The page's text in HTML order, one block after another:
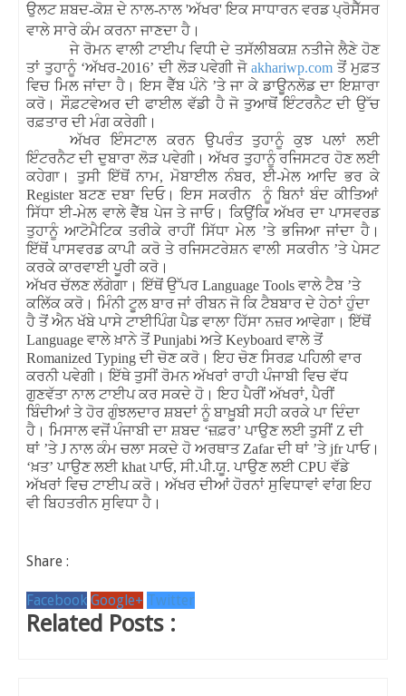
ਉਲਟ ਸ਼ਬਦ-ਕੋਸ਼ ਦੇ ਨਾਲ-ਨਾਲ 'ਅੱਖਰ'ਇਕ ਸਾਧਾਰਨ ਵਰਡ ਪ੍ਰੋਸੈੱਸਰ
ਵਾਲੇ ਸਾਰੇ ਕੰਮ ਕਰਨਾ ਜਾਣਦਾ ਹੈ ।
ਜੇ ਰੋਮਨ ਵਾਲੀ ਟਾਈਪ ਵਿਧੀ ਦੇ ਤਸੱਲੀਬਕਸ਼ ਨਤੀਜੇ ਲੈਣੇ ਹੋਣ
ਤਾਂ ਤੁਹਾਨੂੰ‘ਅੱਖਰ-2016’ ਦੀ ਲੋੜ ਪਵੇਗੀ ਜੋ akhariwp.com ਤੋਂ ਮੁਫ਼ਤ
ਵਿਚ ਮਿਲ ਜਾਂਦਾ ਹੈ ।ਇਸ ਵੈੱਬ ਪੰਨੇ’ਤੇ ਜਾ ਕੇ ਡਾਊਨਲੋਡ ਦਾ ਇਸ਼ਾਰਾ
ਕਰੋ । ਸੌਫ਼ਟਵੇਅਰ ਦੀ ਫਾਈਲ ਵੱਡੀ ਹੈ ਜੋ ਤੁਆਥੋਂ ਇੰਟਰਨੈਟ ਦੀ ਉੱਚ
ਰਫ਼ਤਾਰ ਦੀ ਮੰਗ ਕਰੇਗੀ ।
ਅੱਖਰ
ਇੰਸਟਾਲ ਕਰਨ ਉਪਰੰਤ ਤੁਹਾਨੂੰ ਕੁਝ ਪਲਾਂ
ਲਈ
ਇੰਟਰਨੈਟ ਦੀ ਦੁਬਾਰਾ ਲੋੜ ਪਵੇਗੀ।ਅੱਖਰ ਤੁਹਾਨੂੰ ਰਜਿਸਟਰ ਹੋਣ ਲਈ
ਕਹੇਗਾ । ਤੁਸੀ ਇੱਥੋਂ ਨਾਮ,ਮੋਬਾਈਲ ਨੰਬਰ, ਈ-ਮੇਲ ਆਦਿ ਭਰ ਕੇ
Registerਬਟਣ ਦਬਾ ਦਿਓ।ਇਸ ਸਕਰੀਨ ਨੂੰ ਬਿਨਾਂ ਬੰਦ ਕੀਤਿਆਂ
ਸਿੱਧਾ ਈ-ਮੇਲ ਵਾਲੇ ਵੈੱਬ ਪੇਜ ਤੇ ਜਾਓ। ਕਿਉਂਕਿ ਅੱਖਰ ਦਾ ਪਾਸਵਰਡ
ਤੁਹਾਨੂੰ ਆਟੋਮੈਟਿਕ ਤਰੀਕੇ ਰਾਹੀਂ ਸਿੱਧਾ ਮੇਲ ’ਤੇ ਭਜਿਆ ਜਾਂਦਾ ਹੈ ।
ਇੱਥੋਂ ਪਾਸਵਰਡ ਕਾਪੀ ਕਰੋ ਤੇ ਰਜਿਸਟਰੇਸ਼ਨ ਵਾਲੀ ਸਕਰੀਨ’ਤੇ ਪੇਸਟ
ਕਰਕੇ ਕਾਰਵਾਈ ਪੂਰੀ ਕਰੋ ।
ਅੱਖਰ ਚੱਲਣ ਲੱਗੇਗਾ ।ਇੱਥੋਂ ਉੱਪਰ Language Tools ਵਾਲੇ ਟੈਬ’ਤੇ
ਕਲਿੱਕ ਕਰੋ । ਮਿੰਨੀ ਟੂਲ ਬਾਰ ਜਾਂ ਰੀਬਨ ਜੋ ਕਿ ਟੈਬਬਾਰ ਦੇ ਹੇਠਾਂ ਹੁੰਦਾ
ਹੈ ਤੋਂ ਐਨ ਖੱਬੇ ਪਾਸੇ ਟਾਈਪਿੰਗ ਪੈਡ ਵਾਲਾ ਹਿੱਸਾ ਨਜ਼ਰ ਆਵੇਗਾ ।ਇੱਥੋਂ
Language ਵਾਲੇ ਖ਼ਾਨੇ ਤੋਂPunjabi ਅਤੇKeyboard ਵਾਲੇ ਤੋਂ
Romanized Typing ਦੀ ਚੋਣ ਕਰੋ ।ਇਹ ਚੋਣ ਸਿਰਫ਼ ਪਹਿਲੀ ਵਾਰ
ਕਰਨੀ ਪਵੇਗੀ ।ਇੱਥੇ ਤੁਸੀਂ ਰੋਮਨ ਅੱਖਰਾਂ ਰਾਹੀ ਪੰਜਾਬੀ ਵਿਚ ਵੱਧ
ਗੁਣਵੱਤਾ ਨਾਲ ਟਾਈਪ ਕਰ ਸਕਦੇ ਹੋ ।ਇਹ ਪੈਰੀਂ ਅੱਖਰਾਂ, ਪੈਰੀਂ
ਬਿੰਦੀਆਂ ਤੇ ਹੋਰ ਗੁੰਝਲਦਾਰ ਸ਼ਬਦਾਂ ਨੂੰ ਬਾਖ਼ੂਬੀ ਸਹੀ ਕਰਕੇ ਪਾ ਦਿੰਦਾ
ਹੈ । ਮਿਸਾਲ ਵਜੋਂ ਪੰਜਾਬੀ ਦਾ ਸ਼ਬਦ ‘ਜ਼ਫ਼ਰ’ ਪਾਉਣ ਲਈ ਤੁਸੀਂ Z ਦੀ
ਥਾਂ ’ਤੇJਨਾਲ ਕੰਮ ਚਲਾ ਸਕਦੇ ਹੋ ਅਰਥਾਤZafarਦੀ ਥਾਂ ’ਤੇjfrਪਾਓ।
‘ਖ਼ਤ’ ਪਾਉਣ ਲਈ khat ਪਾਓ, ਸੀ.ਪੀ.ਯੂ. ਪਾਉਣ ਲਈ CPU ਵੱਡੇ
ਅੱਖਰਾਂ ਵਿਚ ਟਾਈਪ ਕਰੋ । ਅੱਖਰ ਦੀਆਂ ਹੋਰਨਾਂ ਸੁਵਿਧਾਵਾਂ ਵਾਂਗ ਇਹ
ਵੀ ਬਿਹਤਰੀਨ ਸੁਵਿਧਾ ਹੈ ।
Share :
Facebook Google+ Twitter
Related Posts :